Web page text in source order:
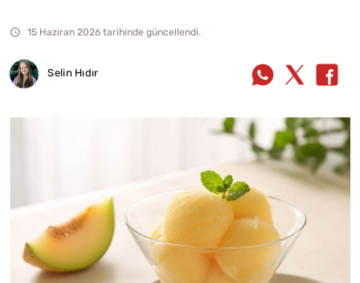
15 Haziran 2026 tarihinde güncellendi.
Selin Hıdır